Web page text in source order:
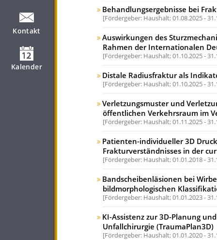
Kontakt
Kalender
Behandlungsergebnisse bei
Fördergeber: Haushalt;01.08.2025 -
Auswirkungen des
Rahmen der Internationalen
Fördergeber: Haushalt;01.10.2025 -
Distale Radiusfraktur als
Fördergeber: Haushalt;01.10.2025 -
Verletzungsmuster und
öffentlichen Verkehrsraum im
Fördergeber: Haushalt;01.11.2025 -
Patienten-individueller 3D
Frakturverständnisses in der
Fördergeber: Haushalt;01.01.2018 -
Bandscheibenläsionen bei
bildmorphologischen
Fördergeber: Haushalt;01.01.2023 -
KI-Assistenz zur 3D-Planung
Unfallchirurgie (TraumaPlan3D)
Fördergeber: Haushalt;01.01.2020 -